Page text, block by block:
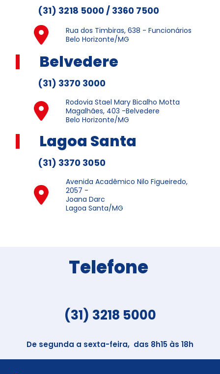
(31) 3218 5000 / 3360 7500
Rua dos Timbiras, 638 - Funcionários
Belo Horizonte/MG
Belvedere
(31) 3370 3000
Rodovia Stael Mary Bicalho Motta
Magalhães, 403 -Belvedere
Belo Horizonte/MG
Lagoa Santa
(31) 3370 3050
Avenida Acadêmico Nilo Figueiredo,
2057 -
Joana Darc
Lagoa Santa/MG
Telefone
(31) 3218 5000
De segunda a sexta-feira, das 8h15 às 18h